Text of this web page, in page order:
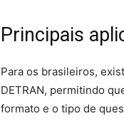
Principais
Para os brasileiros,
DETRAN, permitindo
formato e o tipo de